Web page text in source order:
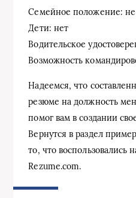
Семейное положение:
Дети: нет
Водительское
Возможность
Надеемся, что
резюме на должность
помог вам в создании
Вернутся в раздел
то, что
Rezume.com.